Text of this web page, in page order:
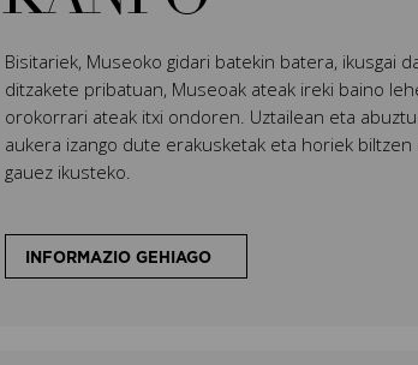
Bisitariek, Museoko gidari batekin batera, ikusgai
ditzakete pribatuan, Museoak ateak ireki baino
orokorrari ateak itxi ondoren. Uztailean eta
aukera izango dute erakusketak eta horiek
gauez ikusteko.
INFORMAZIO GEHIAGO